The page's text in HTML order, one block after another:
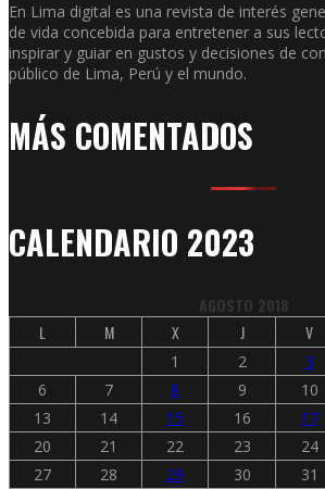
En Lima digital es una revista de interés
de vida concebida para entretener a sus
inspirar y guiar en gustos y decisiones de
público de Lima, Perú y el mundo.
MÁS COMENTADOS
CALENDARIO 2023
AGOSTO 2018
L
M X J V
1 2 3
6
7 8 9 10
13
14 15 16 17
20
21 22 23 24
27
28 29 30
31